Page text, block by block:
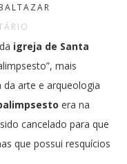
igreja de Santa
mais
arte e arqueologia
era na
cancelado para que
que possui resquícios